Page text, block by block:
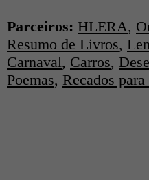
Parceiros: HLERA,
Resumo de Livros,
Carnaval, Carros,
Poemas, Recados